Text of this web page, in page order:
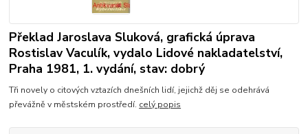
Překlad Jaroslava Sluková, grafická úprava
Rostislav Vaculík, vydalo Lidové nakladatelství,
Praha 1981, 1. vydání, stav: dobrý
Tři novely o citových vztazích dnešních lidí, jejichž děj se odehrává
převážně v městském prostředí. celý popis